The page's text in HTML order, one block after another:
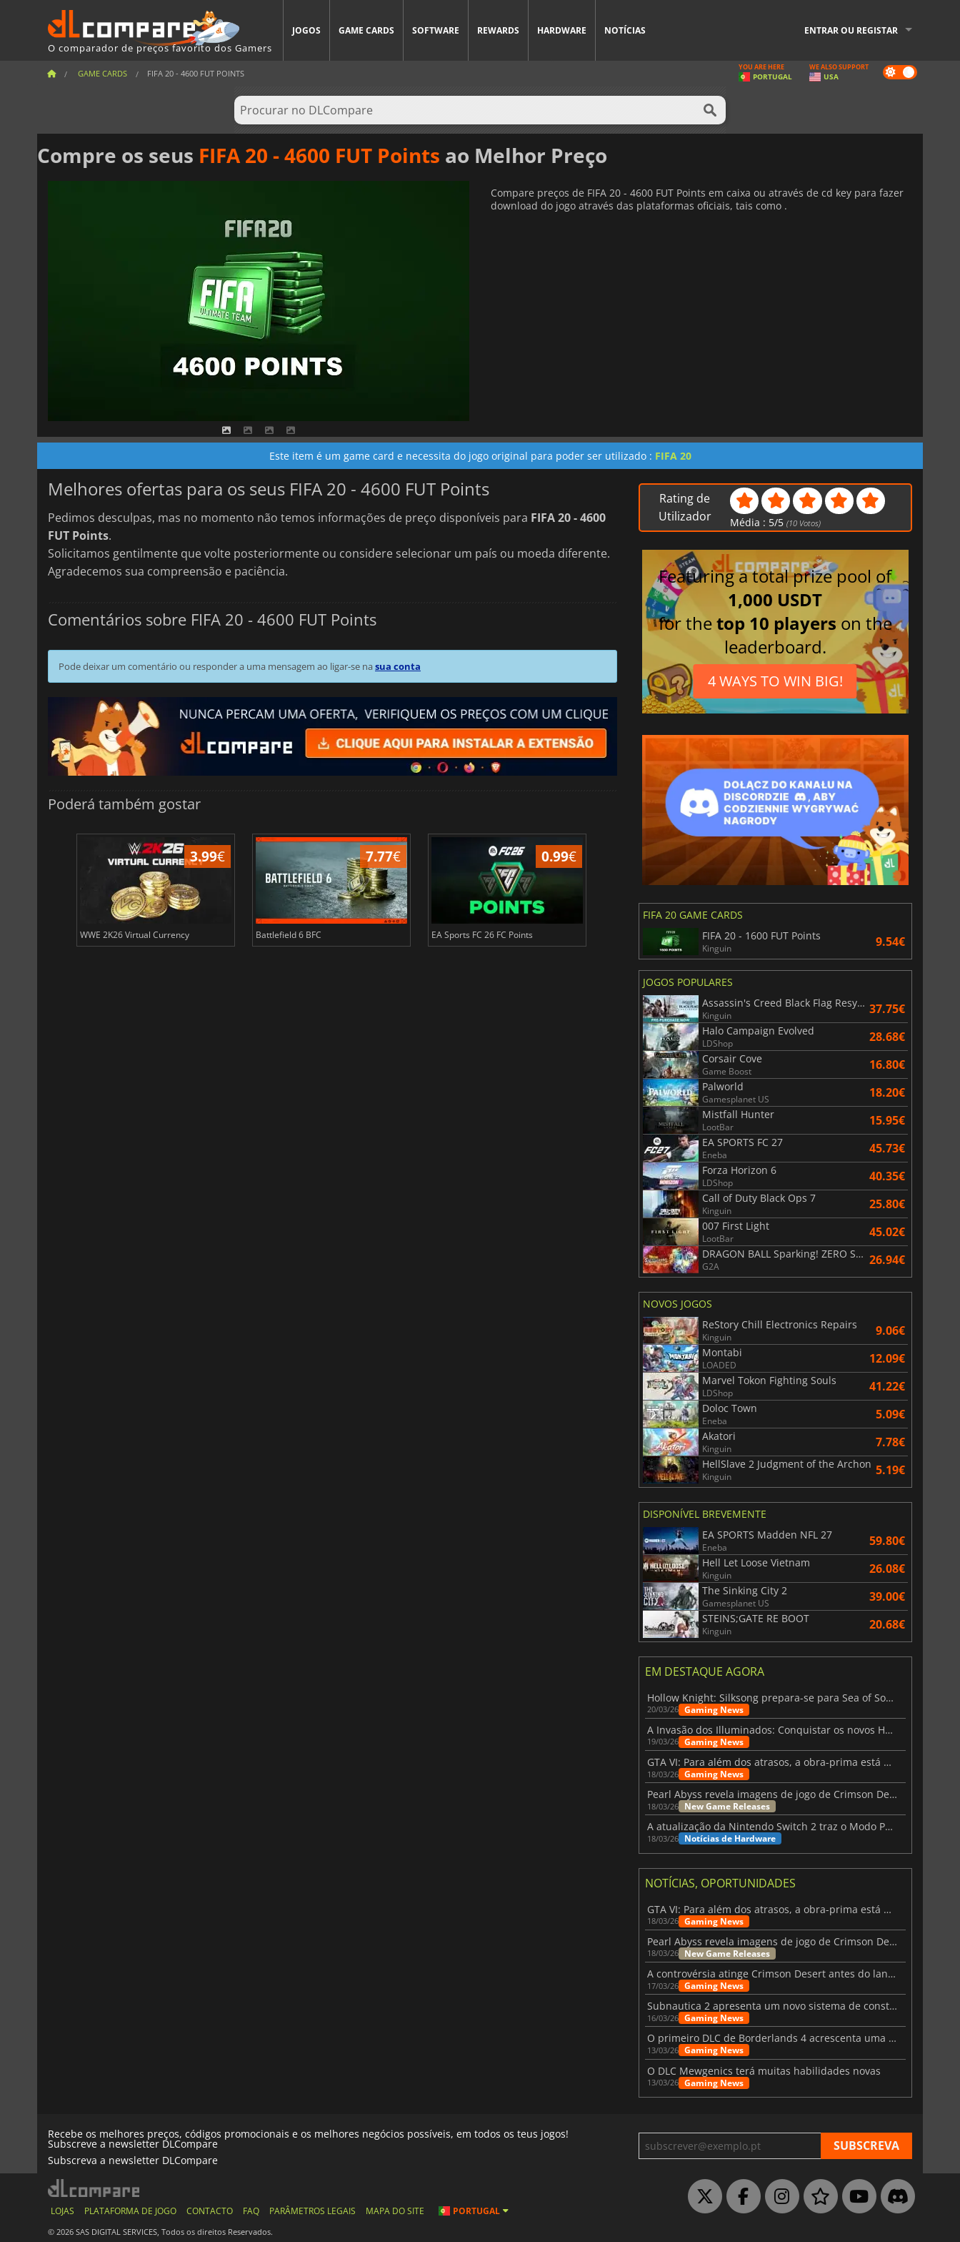
O comparador de preços favorito dos Gamers
JOGOS GAME CARDS SOFTWARE REWARDS HARDWARE NOTÍCIAS ENTRAR OU REGISTAR
GAME CARDS FIFA 20 - 4600 FUT POINTS Dark
mode
YOU ARE HERE
PORTUGAL
WE ALSO SUPPORT
USA
Compre os seus FIFA 20 - 4600 FUT Points ao Melhor Preço
Compare preços de FIFA 20 - 4600 FUT Points em caixa ou através de cd key para fazer
download do jogo através das plataformas oficiais, tais como .
Este item é um game card e necessita do jogo original para poder ser utilizado : FIFA 20
Melhores ofertas para os seus FIFA 20 - 4600 FUT Points
Pedimos desculpas, mas no momento não temos informações de preço disponíveis para FIFA 20 - 4600
FUT Points.
Solicitamos gentilmente que volte posteriormente ou considere selecionar um país ou moeda diferente.
Agradecemos sua compreensão e paciência.
Comentários sobre FIFA 20 - 4600 FUT Points
Pode deixar um comentário ou responder a uma mensagem ao ligar-se nasua conta
Poderá também gostar
3.99€
WWE 2K26 Virtual Currency
7.77€
Battlefield 6 BFC
0.99€
EA Sports FC 26 FC Points
3.65 €
NBA 2K26 Virtual Currency
7.44
Madden NFL 26 Points
Rating de
Utilizador
Média : 5/5 (10 Votos)
Featuring a total prize pool of
1,000 USDT
for thetop 10 players on the
leaderboard.
4 WAYS TO WIN BIG!
FIFA 20 GAME CARDS
FIFA 20 - 1600 FUT Points
Kinguin 9.54€
JOGOS POPULARES
Assassin's Creed Black Flag Resynced
Kinguin 37.75€
Halo Campaign Evolved
LDShop 28.68€
Corsair Cove
Game Boost 16.80€
Palworld
Gamesplanet US 18.20€
Mistfall Hunter
LootBar 15.95€
EA SPORTS FC 27
Eneba 45.73€
Forza Horizon 6
LDShop 40.35€
Call of Duty Black Ops 7
Kinguin 25.80€
007 First Light
LootBar 45.02€
DRAGON BALL Sparking! ZERO Super Limit Breaking NEO
G2A 26.94€
NOVOS JOGOS
ReStory Chill Electronics Repairs
Kinguin 9.06€
Montabi
LOADED 12.09€
Marvel Tokon Fighting Souls
LDShop 41.22€
Doloc Town
Eneba 5.09€
Akatori
Kinguin 7.78€
HellSlave 2 Judgment of the Archon
Kinguin 5.19€
DISPONÍVEL BREVEMENTE
EA SPORTS Madden NFL 27
Eneba 59.80€
Hell Let Loose Vietnam
Kinguin 26.08€
The Sinking City 2
Gamesplanet US 39.00€
STEINS;GATE RE BOOT
Kinguin 20.68€
EM DESTAQUE AGORA
Hollow Knight: Silksong prepara-se para Sea of Sorrow com um patch
20/03/26 Gaming News
A Invasão dos Illuminados: Conquistar os novos Helldivers 2 Atualização!
19/03/26 Gaming News
GTA VI: Para além dos atrasos, a obra-prima está quase a chegar
18/03/26 Gaming News
Pearl Abyss revela imagens de jogo de Crimson Desert para a PS5
18/03/26 New Game Releases
A atualização da Nintendo Switch 2 traz o Modo Portátil aos jogos mais antigos da Switch
18/03/26 Notícias de Hardware
NOTÍCIAS, OPORTUNIDADES
GTA VI: Para além dos atrasos, a obra-prima está quase a chegar
18/03/26 Gaming News
Pearl Abyss revela imagens de jogo de Crimson Desert para a PS5
18/03/26 New Game Releases
A controvérsia atinge Crimson Desert antes do lançamento
17/03/26 Gaming News
Subnautica 2 apresenta um novo sistema de construção de bases
16/03/26 Gaming News
O primeiro DLC de Borderlands 4 acrescenta uma nova personagem e muito mais
13/03/26 Gaming News
O DLC Mewgenics terá muitas habilidades novas
13/03/26 Gaming News
Recebe os melhores preços, códigos promocionais e os melhores negócios possíveis, em todos os teus jogos!
Subscreve a newsletter DLCompare
Subscreva a newsletter DLCompare
LOJAS PLATAFORMA DE JOGO CONTACTO FAQ PARÂMETROS LEGAIS MAPA DO SITE PORTUGAL
© 2026 SAS DIGITAL SERVICES, Todos os direitos Reservados.